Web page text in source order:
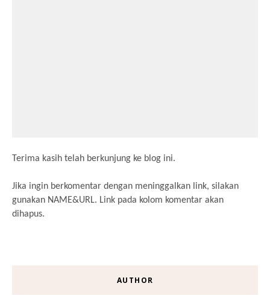
Terima kasih telah berkunjung ke blog ini.
Jika ingin berkomentar dengan meninggalkan link, silakan
gunakan NAME&URL. Link pada kolom komentar akan
dihapus.
AUTHOR